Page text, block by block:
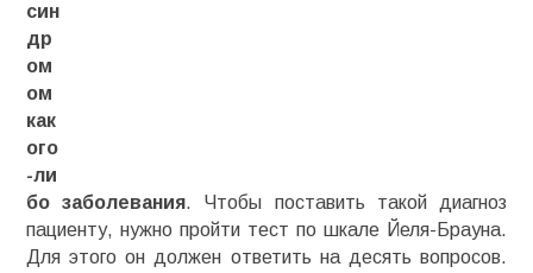
син
др
ом
ом
как
ого
-ли
бо заболевания. Чтобы поставить такой диагноз
пациенту, нужно пройти тест по шкале Йеля-Брауна.
Для этого он должен ответить на десять вопросов.